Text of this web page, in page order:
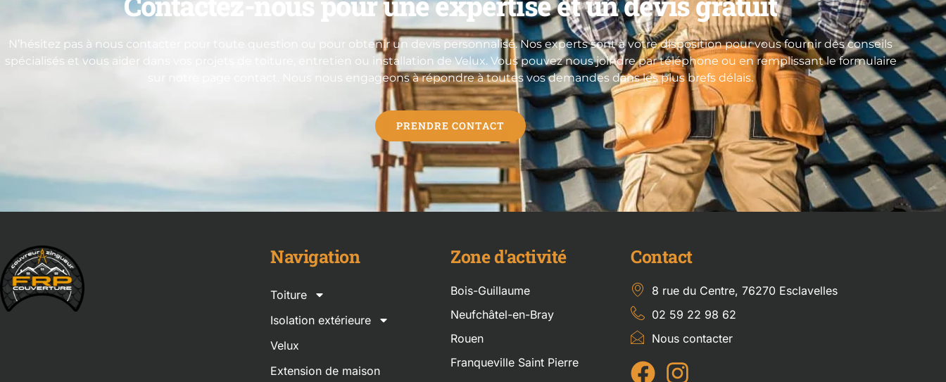
N’hésitez pas à nous contacter pour toute question ou pour obtenir un devis personnalisé. Nos experts sont à votre disposition pour vous fournir des conseils
spécialisés et vous aider dans vos projets de toiture, entretien ou installation de Velux. Vous pouvez nous joindre par téléphone ou en remplissant le formulaire
sur notre page contact. Nous nous engageons à répondre à toutes vos demandes dans les plus brefs délais.
PRENDRE CONTACT
Navigation
Toiture
Isolation extérieure
Velux
Extension de maison
Zone d'activité
Bois-Guillaume
Neufchâtel-en-Bray
Rouen
Franqueville Saint Pierre
Contact
8 rue du Centre, 76270 Esclavelles
02 59 22 98 62
Nous contacter